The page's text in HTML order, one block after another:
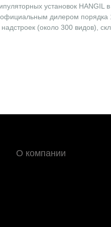
установок
дилером
(около 300 видов),
О компании